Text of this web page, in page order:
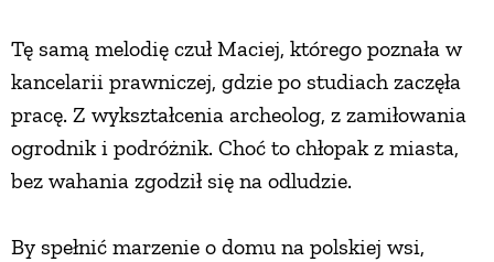
Tę samą melodię czuł Maciej, którego poznała w
kancelarii prawniczej, gdzie po studiach zaczęła
pracę. Z wykształcenia archeolog, z zamiłowania
ogrodnik i podróżnik. Choć to chłopak z miasta,
bez wahania zgodził się na odludzie.
By spełnić marzenie o domu na polskiej wsi,